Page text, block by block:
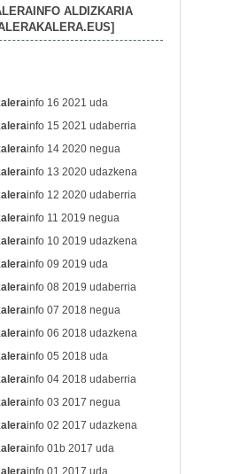
ALDIZKARIA
info 16 2021 uda
info 15 2021 udaberria
info 14 2020 negua
info 13 2020 udazkena
info 12 2020 udaberria
info 11 2019 negua
info 10 2019 udazkena
info 09 2019 uda
info 08 2019 udaberria
info 07 2018 negua
info 06 2018 udazkena
info 05 2018 uda
info 04 2018 udaberria
info 03 2017 negua
info 02 2017 udazkena
info 01b 2017 uda
info 01 2017 uda